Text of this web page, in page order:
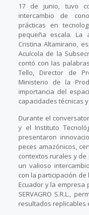
17 de junio, tuvo
intercambio de
prácticas en
pequeña escala. La
Cristina Altamirano,
Acuícola de la
contó con las
Tello, Director de
Ministerio de la
importancia del
capacidades técnicas
Durante el
y el Instituto
presentaron
peces amazónicos,
contextos rurales y de
un valioso
con la participación
Ecuador y la empresa
SERVAGRO S.R.L.,
resultados replicables